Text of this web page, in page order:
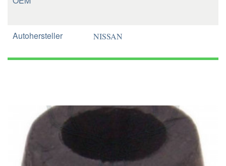
Autohersteller NISSAN